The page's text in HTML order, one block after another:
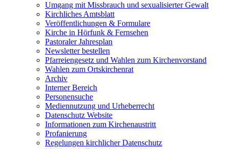
Umgang mit Missbrauch und sexualisierter Gewalt
Kirchliches Amtsblatt
Veröffentlichungen & Formulare
Kirche in Hörfunk & Fernsehen
Pastoraler Jahresplan
Newsletter bestellen
Pfarreiengesetz und Wahlen zum Kirchenvorstand
Wahlen zum Ortskirchenrat
Archiv
Interner Bereich
Personensuche
Mediennutzung und Urheberrecht
Datenschutz Website
Informationen zum Kirchenaustritt
Profanierung
Regelungen kirchlicher Datenschutz